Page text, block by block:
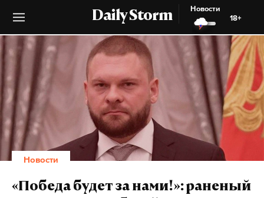
Daily Storm
Новости
18+
Новости
«Победа будет за нами!»: раненый